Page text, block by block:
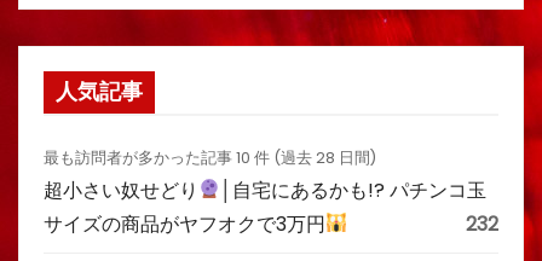
人気記事
最も訪問者が多かった記事 10 件 (過去 28 日間)
超小さい奴せどり
│自宅にあるかも!? パチンコ玉
サイズの商品がヤフオクで3万円
232